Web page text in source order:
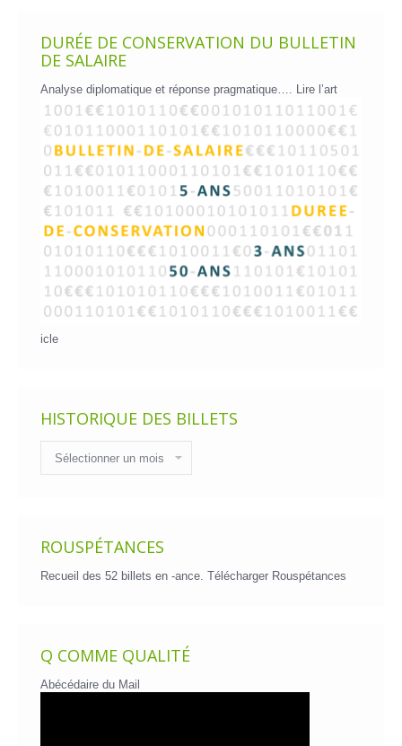
DURÉE DE CONSERVATION DU BULLETIN
DE SALAIRE
Analyse diplomatique et réponse pragmatique…. Lire l’art
icle
HISTORIQUE DES BILLETS
des
billets
ROUSPÉTANCES
Recueil des 52 billets en -ance. Télécharger Rouspétances
Q COMME QUALITÉ
Abécédaire du Mail